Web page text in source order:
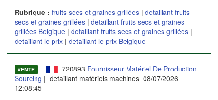
Rubrique : fruits secs et graines grillées | detaillant fruits
secs et graines grillées | detaillant fruits secs et graines
grillées Belgique | detaillant fruits secs et graines grillées |
detaillant le prix | detaillant le prix Belgique
VENTE 720893 Fournisseur Matériel De Production
Sourcing | detaillant matériels machines 08/07/2026
12:08:45